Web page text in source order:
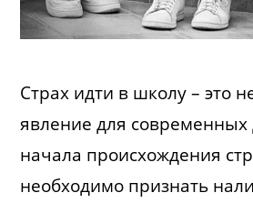
Страх идти в школу – это
явление для современных
начала происхождения
необходимо признать